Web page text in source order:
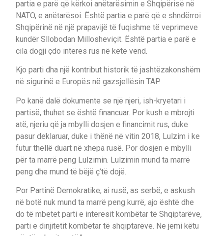
partia e parë që kërkoi anëtarësimin e Shqipërisë në
NATO, e anëtarësoi. Është partia e parë që e shndërroi
Shqipërinë në një prapavijë të fuqishme të veprimeve
kundër Sllobodan Millosheviçit. Është partia e parë e
cila dogji çdo interes rus në këtë vend.
Kjo parti dha një kontribut historik të jashtëzakonshëm
në sigurinë e Europës në gazsjellësin TAP.
Po kanë dalë dokumente se një njeri, ish-kryetari i
partisë, thuhet se është financuar. Por kush e mbrojti
atë, njeriu që ja mbylli dosjen e financimit rus, duke
pasur deklaruar, duke i thënë në vitin 2018, Lulzim i ke
futur thellë duart në xhepa rusë. Por dosjen e mbylli
për ta marrë peng Lulzimin. Lulzimin mund ta marrë
peng dhe mund të bëjë ç’të dojë.
Por Partinë Demokratike, ai rusë, as serbë, e askush
në botë nuk mund ta marrë peng kurrë, ajo është dhe
do të mbetet parti e interesit kombëtar të Shqiptarëve,
parti e dinjitetit kombëtar të shqiptarëve. Ne jemi këtu